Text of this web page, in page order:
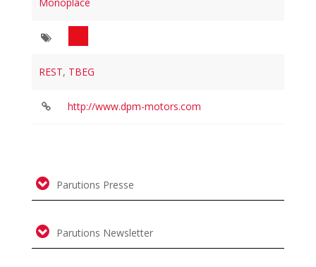
REST, TBEG
http://www.dpm-motors.com
Parutions Presse
Parutions Newsletter